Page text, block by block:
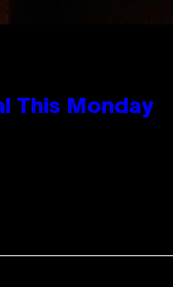
This Monday